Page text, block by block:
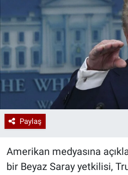
Paylaş
Amerikan medyasına
bir Beyaz Saray yetkilisi,
Kadın
Erişim Bilgileri
Sağlık
Teknoloji
Ramazan